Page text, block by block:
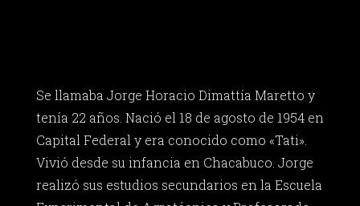
Se llamaba Jorge Horacio Dimattía Maretto y
tenía 22 años. Nació el 18 de agosto de 1954 en
Capital Federal y era conocido como «Tati».
Vivió desde su infancia en Chacabuco. Jorge
realizó sus estudios secundarios en la Escuela